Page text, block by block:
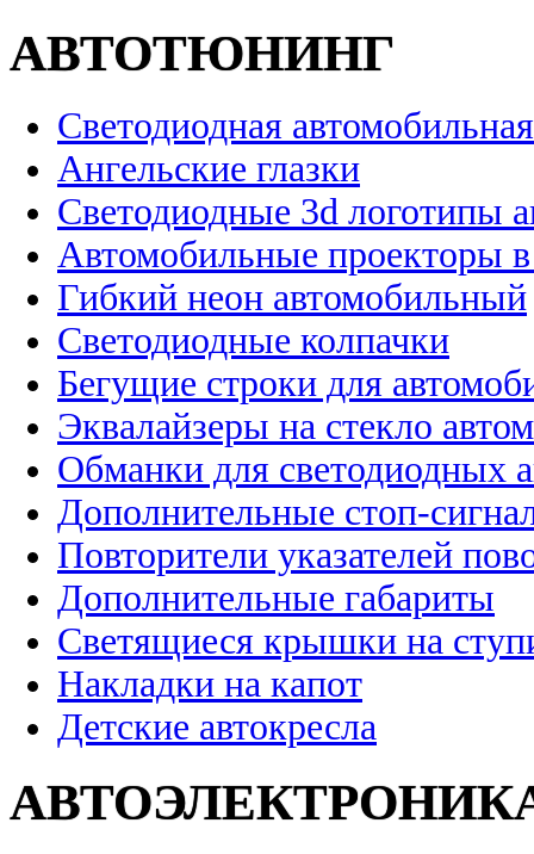
АВТОТЮНИНГ
Светодиодная
Ангельские глазки
Светодиодные 3d логотипы
Автомобильные проекторы
Гибкий неон автомобильный
Светодиодные колпачки
Бегущие строки для
Эквалайзеры на стекло
Обманки для светодиодных
Дополнительные стоп-
Повторители указателей
Дополнительные габариты
Светящиеся крышки на
Накладки на капот
Детские автокресла